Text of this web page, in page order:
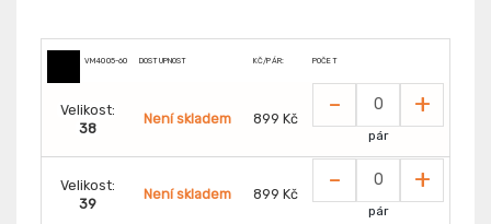
VM4005-60 DOSTUPNOST KČ/PÁR: POČET
Velikost:
38
Není skladem 899 Kč - +
pár
Velikost:
39
Není skladem 899 Kč - +
pár